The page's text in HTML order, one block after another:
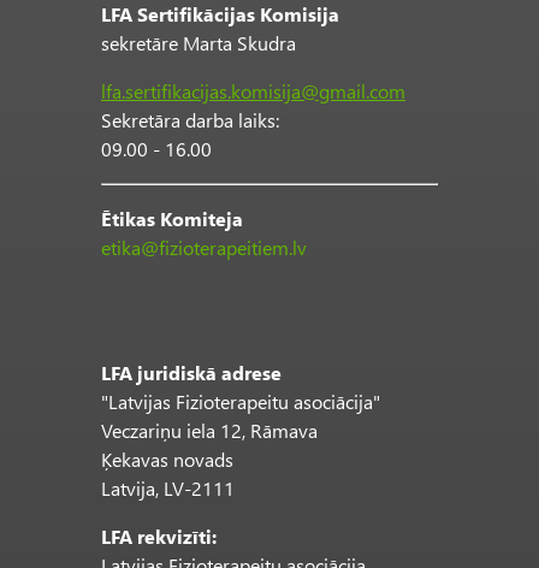
LFA Sertifikācijas Komisija
sekretāre Marta Skudra
lfa.sertifikacijas.komisija@gmail.com
Sekretāra darba laiks:
09.00 - 16.00
Ētikas Komiteja
etika@fizioterapeitiem.lv
LFA juridiskā adrese
"Latvijas Fizioterapeitu asociācija"
Veczariņu iela 12, Rāmava
Ķekavas novads
Latvija, LV-2111
LFA rekvizīti: